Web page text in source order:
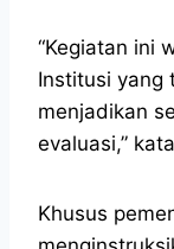
“Kegiatan ini
Institusi yang
menjadikan
evaluasi,”
Khusus